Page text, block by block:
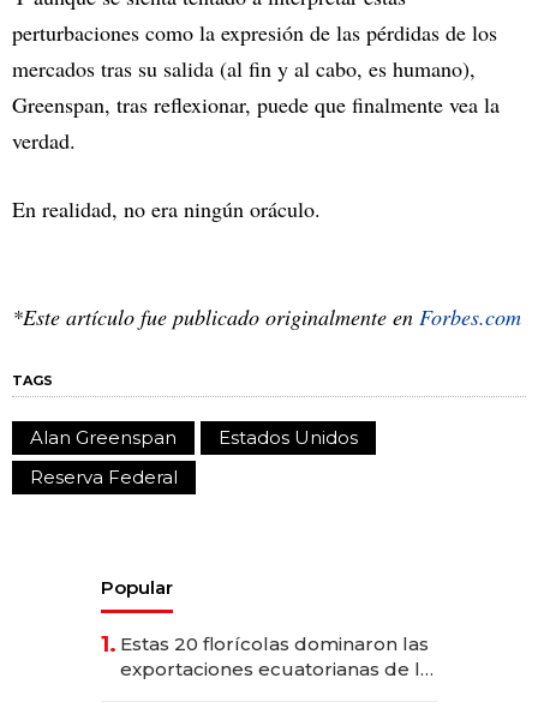
perturbaciones como la expresión de las pérdidas de los
mercados tras su salida (al fin y al cabo, es humano),
Greenspan, tras reflexionar, puede que finalmente vea la
verdad.
En realidad, no era ningún oráculo.
*Este artículo fue publicado originalmente en Forbes.com
TAGS
Alan Greenspan
Estados Unidos
Reserva Federal
Popular
1. Estas 20 florícolas dominaron las
exportaciones ecuatorianas de la